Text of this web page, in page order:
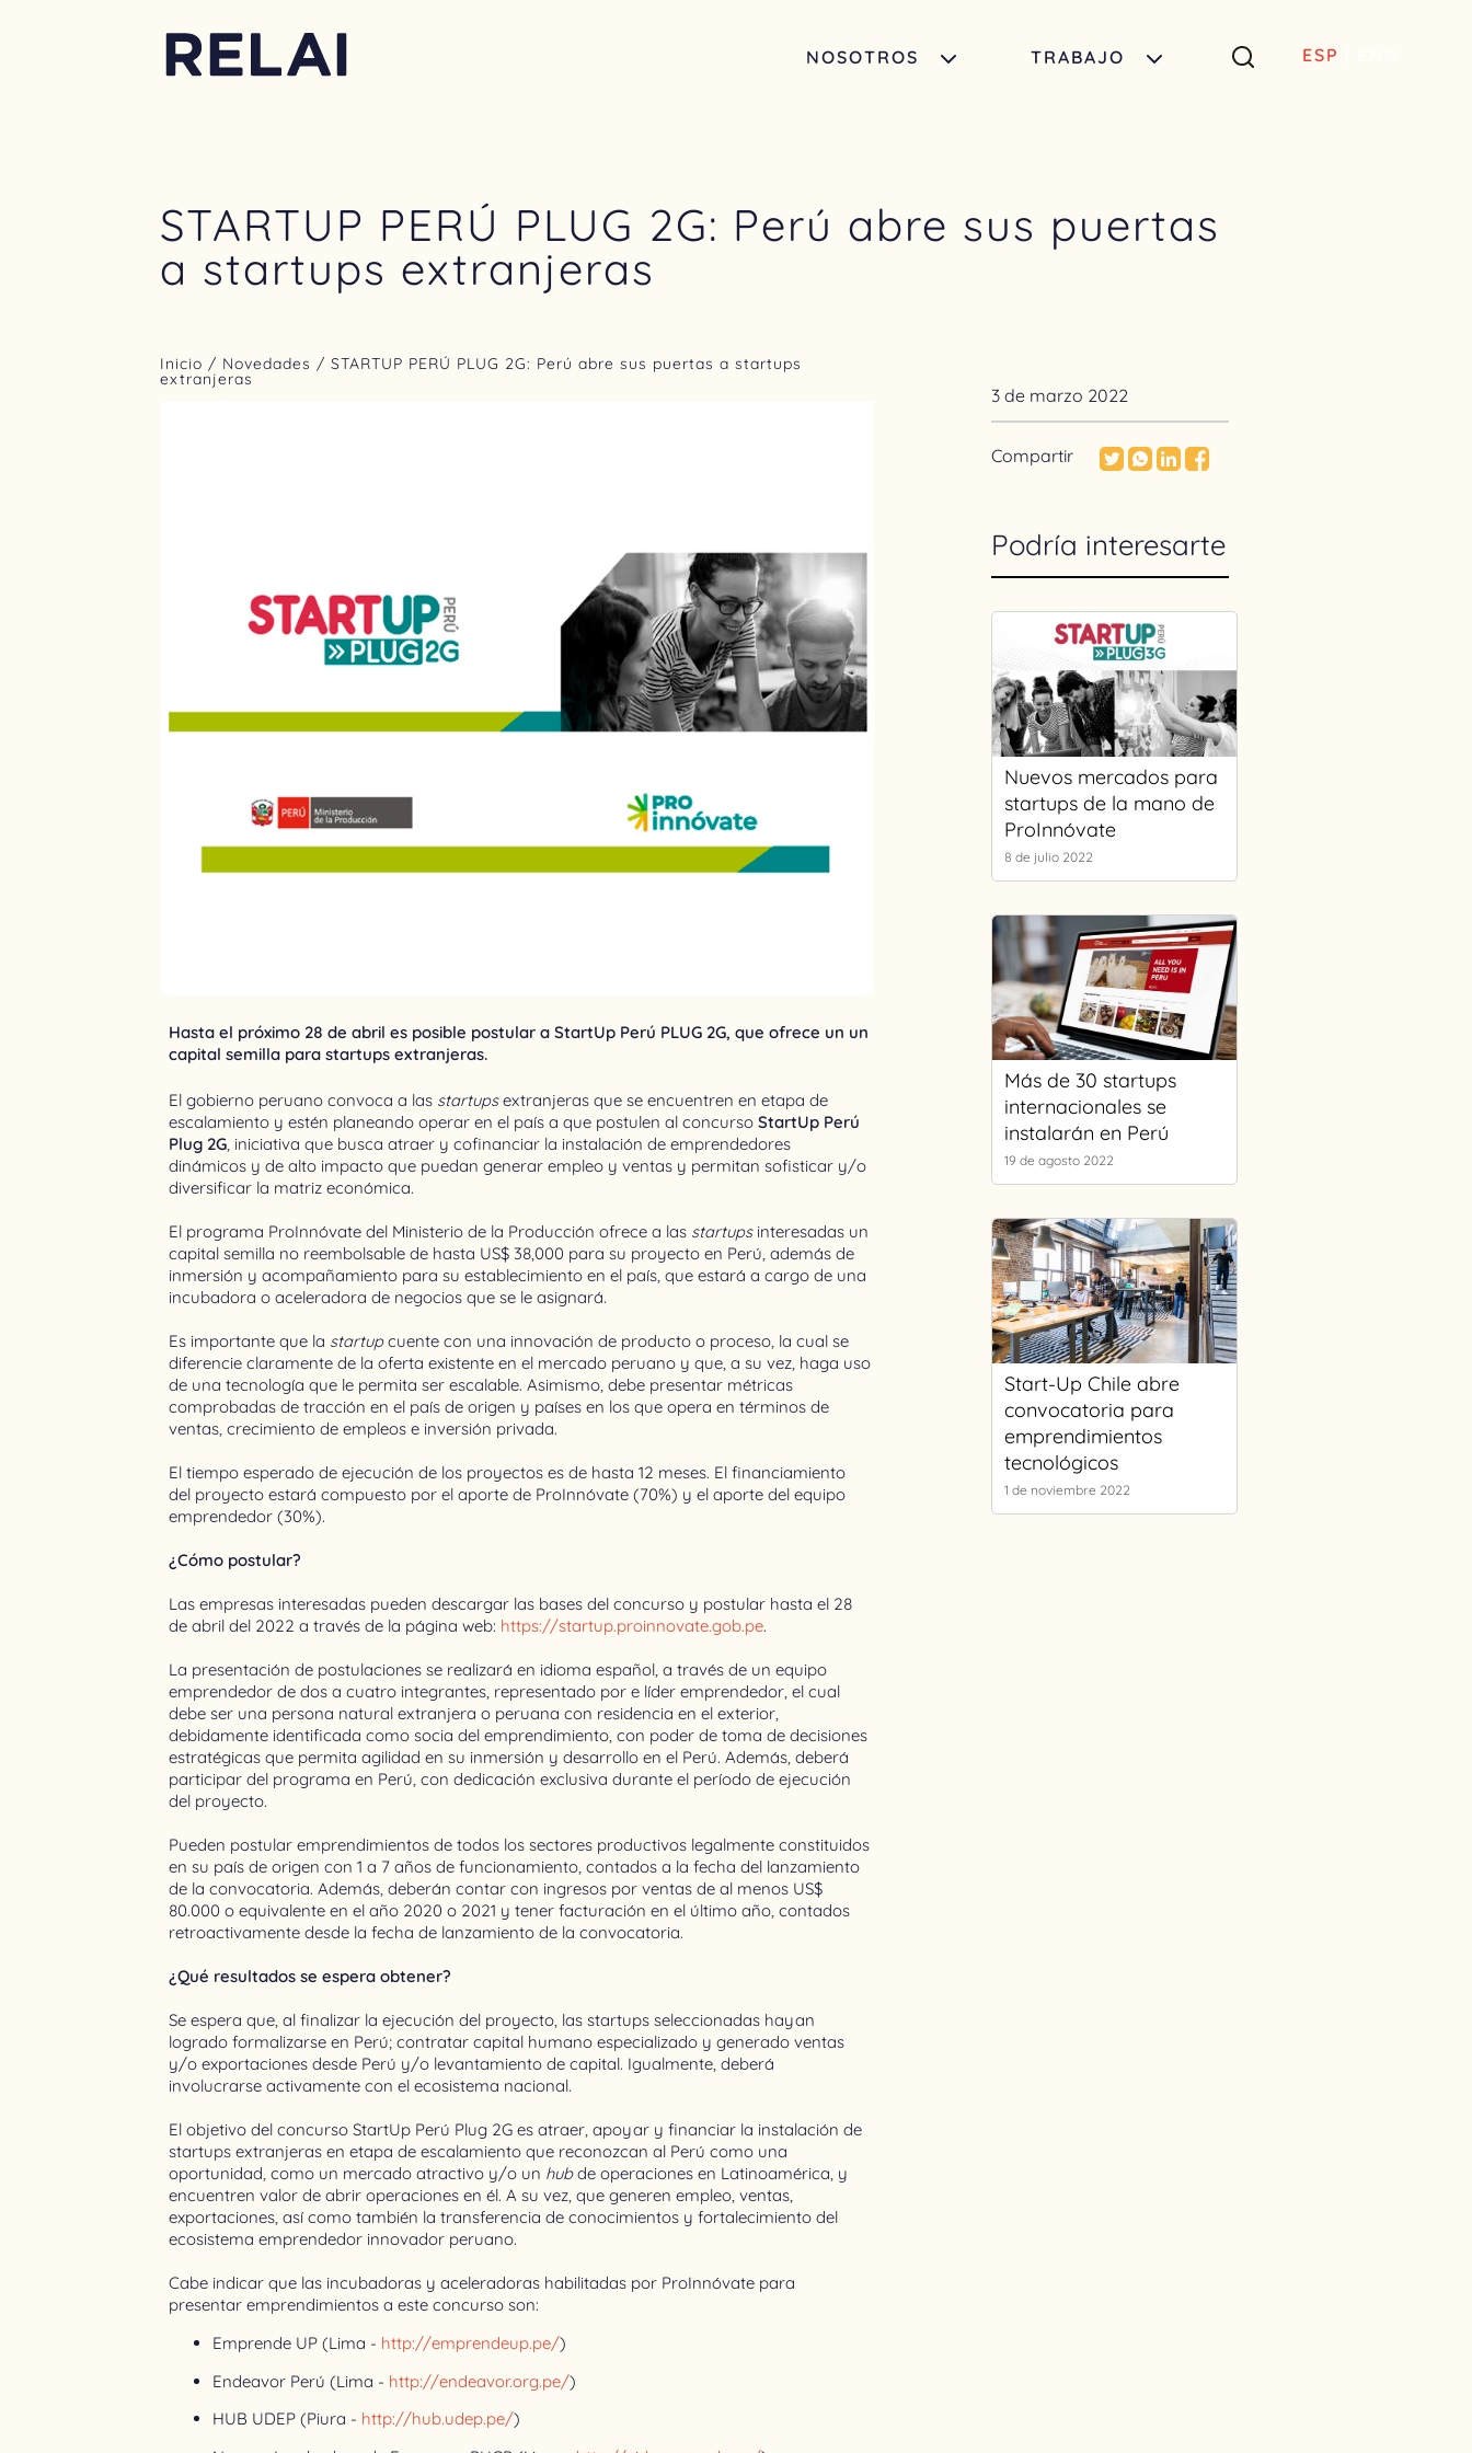
NOSOTROS TRABAJO ESP
STARTUP PERÚ PLUG 2G: Perú abre sus puertas
a startups extranjeras
Inicio / Novedades / STARTUP PERÚ PLUG 2G: Perú abre sus puertas a startups
extranjeras
Hasta el próximo 28 de abril es posible postular a StartUp Perú PLUG 2G, que ofrece un un
capital semilla para startups extranjeras.
El gobierno peruano convoca a las startupsextranjeras que se encuentren en etapa de
escalamiento y estén planeando operar en el país a que postulen al concursoStartUp Perú
Plug 2G, iniciativa que busca atraer y cofinanciar la instalación de emprendedores
dinámicos y de alto impacto que puedan generar empleo y ventas y permitan sofisticar y/o
diversificar la matriz económica.
El programa ProInnóvate del Ministerio de la Producción ofrece a las startups interesadas un
capital semilla no reembolsable de hasta US$ 38,000 para su proyecto en Perú, además de
inmersión y acompañamiento para su establecimiento en el país, que estará a cargo de una
incubadora o aceleradora de negocios que se le asignará.
Es importante que la startupcuente con una innovación de producto o proceso, la cual se
diferencie claramente de la oferta existente en el mercado peruano y que, a su vez, haga uso
de una tecnología que le permita ser escalable. Asimismo, debe presentar métricas
comprobadas de tracción en el país de origen y países en los que opera en términos de
ventas, crecimiento de empleos e inversión privada.
El tiempo esperado de ejecución de los proyectos es de hasta 12 meses. El financiamiento
del proyecto estará compuesto por el aporte de ProInnóvate (70%) y el aporte del equipo
emprendedor (30%).
¿Cómo postular?
Las empresas interesadas pueden descargar las bases del concurso y postular hasta el 28
de abril del 2022 a través de la página web: https://startup.proinnovate.gob.pe.
La presentación de postulaciones se realizará en idioma español, a través de un equipo
emprendedor de dos a cuatro integrantes, representado por e líder emprendedor, el cual
debe ser una persona natural extranjera o peruana con residencia en el exterior,
debidamente identificada como socia del emprendimiento, con poder de toma de decisiones
estratégicas que permita agilidad en su inmersión y desarrollo en el Perú. Además, deberá
participar del programa en Perú, con dedicación exclusiva durante el período de ejecución
del proyecto.
Pueden postular emprendimientos de todos los sectores productivos legalmente constituidos
en su país de origen con 1 a 7 años de funcionamiento, contados a la fecha del lanzamiento
de la convocatoria. Además, deberán contar con ingresos por ventas de al menos US$
80.000 o equivalente en el año 2020 o 2021 y tener facturación en el último año, contados
retroactivamente desde la fecha de lanzamiento de la convocatoria.
¿Qué resultados se espera obtener?
Se espera que, al finalizar la ejecución del proyecto, las startups seleccionadas hayan
logrado formalizarse en Perú; contratar capital humano especializado y generado ventas
y/o exportaciones desde Perú y/o levantamiento de capital. Igualmente, deberá
involucrarse activamente con el ecosistema nacional.
El objetivo del concurso StartUp Perú Plug 2G es atraer, apoyar y financiar la instalación de
startups extranjeras en etapa de escalamiento que reconozcan al Perú como una
oportunidad, como un mercado atractivo y/o un hubde operaciones en Latinoamérica, y
encuentren valor de abrir operaciones en él. A su vez, que generen empleo, ventas,
exportaciones, así como también la transferencia de conocimientos y fortalecimiento del
ecosistema emprendedor innovador peruano.
Cabe indicar que las incubadoras y aceleradoras habilitadas por ProInnóvate para
presentar emprendimientos a este concurso son:
Emprende UP (Lima - http://emprendeup.pe/)
Endeavor Perú (Lima - http://endeavor.org.pe/)
HUB UDEP (Piura - http://hub.udep.pe/)
3 de marzo 2022
Compartir
Podría interesarte
Nuevos mercados para
startups de la mano de
ProInnóvate
8 de julio 2022
Más de 30 startups
internacionales se
instalarán en Perú
19 de agosto 2022
Start-Up Chile abre
convocatoria para
emprendimientos
tecnológicos
1 de noviembre 2022